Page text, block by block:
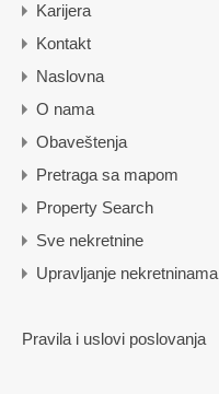
Karijera
Kontakt
Naslovna
O nama
Obaveštenja
Pretraga sa mapom
Property Search
Sve nekretnine
Upravljanje nekretninama
Pravila i uslovi poslovanja